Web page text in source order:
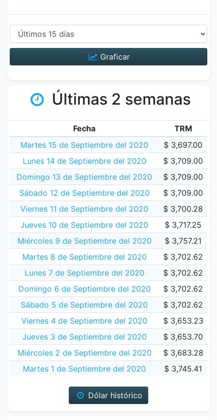
Graficar
Últimas 2 semanas
Fecha
TRM
Martes 15 de Septiembre del 2020
$ 3,697.00
Lunes 14 de Septiembre del 2020
$ 3,709.00
Domingo 13 de Septiembre del 2020
$ 3,709.00
Sábado 12 de Septiembre del 2020
$ 3,709.00
Viernes 11 de Septiembre del 2020
$ 3,700.28
Jueves 10 de Septiembre del 2020
$ 3,717.25
Miércoles 9 de Septiembre del 2020
$ 3,757.21
Martes 8 de Septiembre del 2020
$ 3,702.62
Lunes 7 de Septiembre del 2020
$ 3,702.62
Domingo 6 de Septiembre del 2020
$ 3,702.62
Sábado 5 de Septiembre del 2020
$ 3,702.62
Viernes 4 de Septiembre del 2020
$ 3,653.23
Jueves 3 de Septiembre del 2020
$ 3,653.70
Miércoles 2 de Septiembre del 2020
$ 3,683.28
Martes 1 de Septiembre del 2020
$ 3,745.41
Dólar histórico